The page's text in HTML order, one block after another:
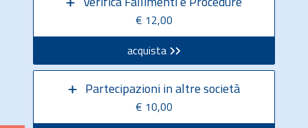
€ 12,00
acquista
Partecipazioni in altre società
€ 10,00